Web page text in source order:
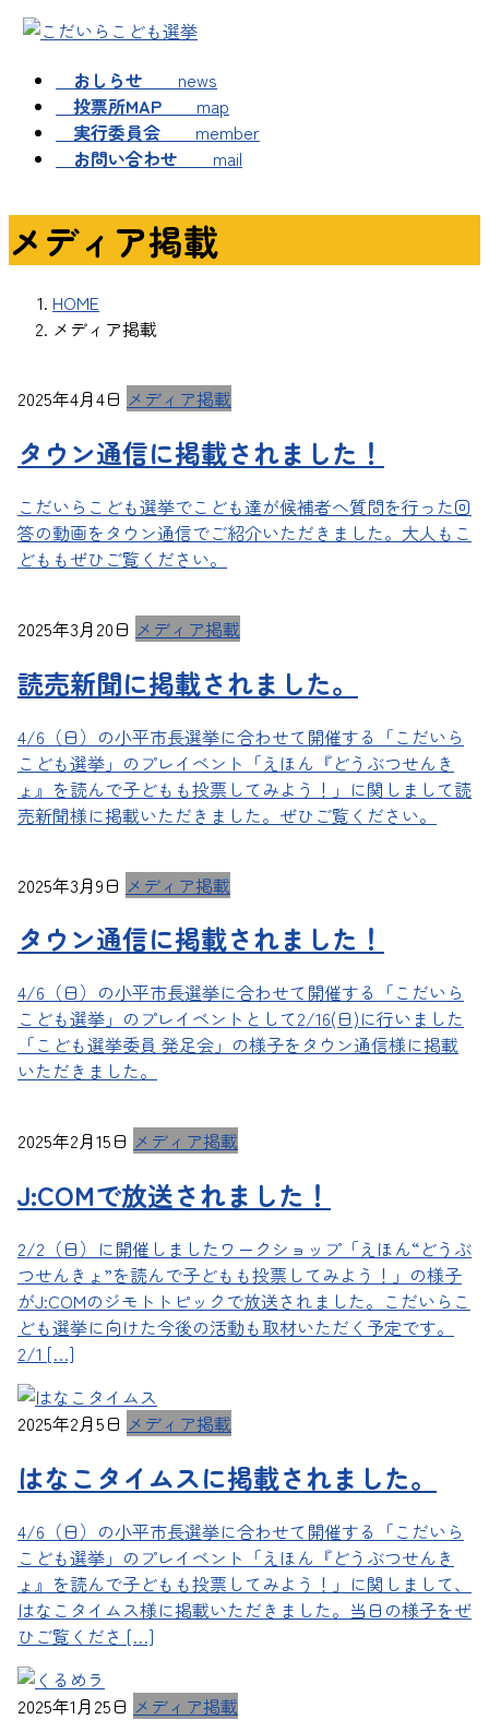
コ
ッ
プ
ナ
移
動
おしらせ news
投票所MAP map
実行委員会 member
お問い合わせ mail
メディア掲載
HOME
メディア掲載
2025年4月4日 メディア掲載
タウン通信に掲載されました！
こだいらこども選挙でこども達が候補者へ質問を行った回
答の動画をタウン通信でご紹介いただきました。大人もこ
どももぜひご覧ください。
2025年3月20日 メディア掲載
読売新聞に掲載されました。
4/6（日）の小平市長選挙に合わせて開催する「こだいら
こども選挙」のプレイベント「えほん『どうぶつせんき
ょ』を読んで子どもも投票してみよう！」に関しまして読
売新聞様に掲載いただきました。ぜひご覧ください。
2025年3月9日 メディア掲載
タウン通信に掲載されました！
4/6（日）の小平市長選挙に合わせて開催する「こだいら
こども選挙」のプレイベントとして2/16(日)に行いました
「こども選挙委員 発足会」の様子をタウン通信様に掲載
いただきました。
2025年2月15日 メディア掲載
J:COMで放送されました！
2/2（日）に開催しましたワークショップ「えほん“どうぶ
つせんきょ”を読んで子どもも投票してみよう！」の様子
がJ:COMのジモトトピックで放送されました。こだいらこ
ども選挙に向けた今後の活動も取材いただく予定です。
2/1 […]
2025年2月5日 メディア掲載
はなこタイムスに掲載されました。
4/6（日）の小平市長選挙に合わせて開催する「こだいら
こども選挙」のプレイベント「えほん『どうぶつせんき
ょ』を読んで子どもも投票してみよう！」に関しまして、
はなこタイムス様に掲載いただきました。当日の様子をぜ
ひご覧くださ […]
2025年1月25日 メディア掲載